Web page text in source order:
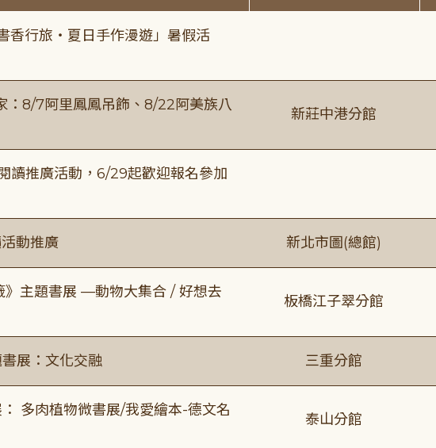
香行旅・夏日手作漫遊」暑假活
：8/7阿里鳳鳳吊飾、8/22阿美族八
新莊中港分館
讀推廣活動，6/29起歡迎報名參加
動推廣 新北市圖(總館)
》主題書展 —動物大集合 / 好想去
板橋江子翠分館
展：文化交融 三重分館
多肉植物微書展/我愛繪本-德文名
泰山分館